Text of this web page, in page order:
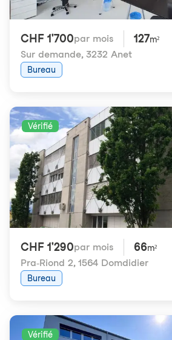
CHF 1'700par mois 127m²
Sur demande, 3232 Anet
Bureau
Vérifié
CHF 1'290par mois 66m²
Pra-Riond 2, 1564 Domdidier
Bureau
Vérifié